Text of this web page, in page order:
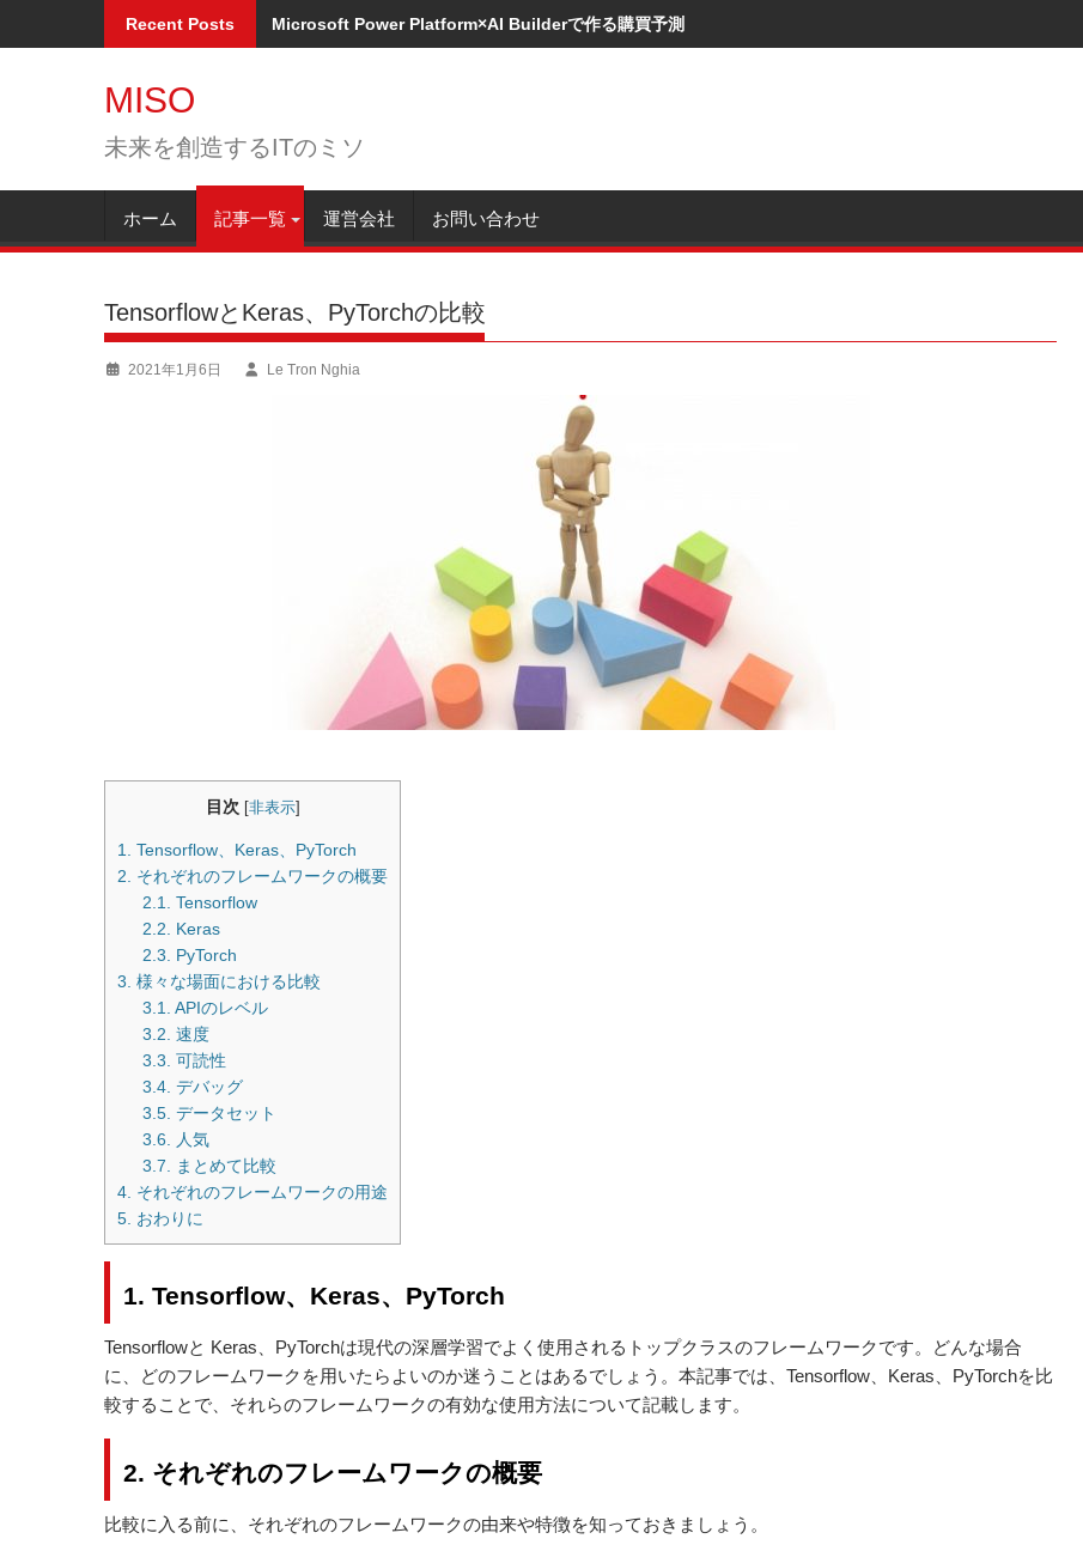
Recent Posts Microsoft Power Platform×AI Builderで作る購買予測
MISO
未来を創造するITのミソ
ホーム 記事一覧 運営会社 お問い合わせ
TensorflowとKeras、PyTorchの比較
2021年1月6日 Le Tron Nghia
目次 [非表示]
1. Tensorflow、Keras、PyTorch
2. それぞれのフレームワークの概要
2.1. Tensorflow
2.2. Keras
2.3. PyTorch
3. 様々な場面における比較
3.1. APIのレベル
3.2. 速度
3.3. 可読性
3.4. デバッグ
3.5. データセット
3.6. 人気
3.7. まとめて比較
4. それぞれのフレームワークの用途
5. おわりに
1. Tensorflow、Keras、PyTorch
Tensorflowと Keras、PyTorchは現代の深層学習でよく 使用されるトップクラスのフレームワークです。どんな場合
に、どのフレームワークを用いたらよいのか迷うことはあるでしょう。本記事では、Tensorflow、Keras、PyTorchを比
較することで、それらのフレームワークの有効な使用方法について記載します。
2. それぞれのフレームワークの概要
比較に入る前に、それぞれのフレームワークの由来や特徴を知っておきましょう。